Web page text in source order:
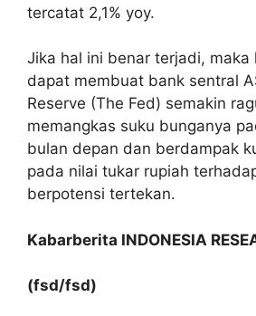
tercatat 2,1% yoy.
Jika hal ini benar terjadi, maka
dapat membuat bank sentral
Reserve (The Fed) semakin
memangkas suku bunganya
bulan depan dan berdampak
pada nilai tukar rupiah
berpotensi tertekan.
Kabarberita INDONESIA
(fsd/fsd)